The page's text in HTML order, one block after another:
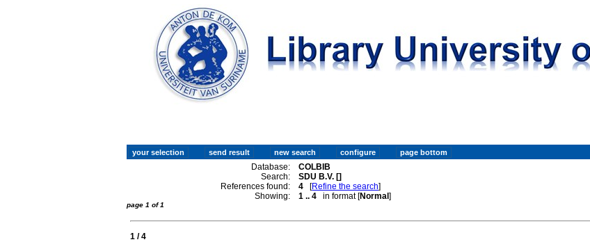
Database:
COLBIB
Search:
SDU B.V. []
References found:
4 [Refine the search]
Showing:
1 .. 4 in format [Normal]
page 1 of 1
1 / 4